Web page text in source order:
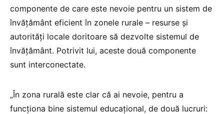
componente de care este nevoie pentru un sistem de
învățământ eficient în zonele rurale – resurse și
autorități locale doritoare să dezvolte sistemul de
învățământ. Potrivit lui, aceste două componente
sunt interconectate.
„În zona rurală este clar că ai nevoie, pentru a
funcționa bine sistemul educațional, de două lucruri: